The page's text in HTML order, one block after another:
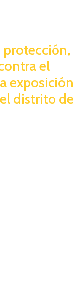
el
exposición
distrito de